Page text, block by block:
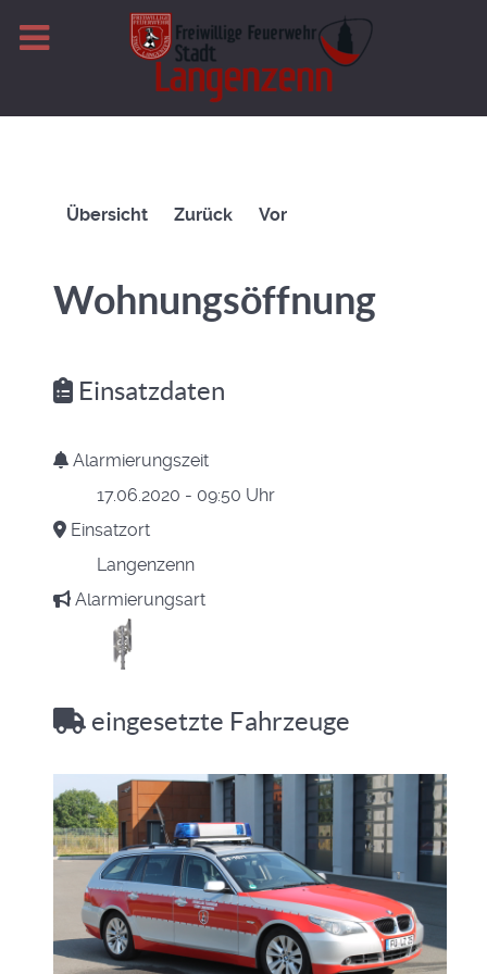
Übersicht Zurück Vor
Wohnungsöffnung
Einsatzdaten
Alarmierungszeit
17.06.2020 - 09:50 Uhr
Einsatzort
Langenzenn
Alarmierungsart
eingesetzte Fahrzeuge